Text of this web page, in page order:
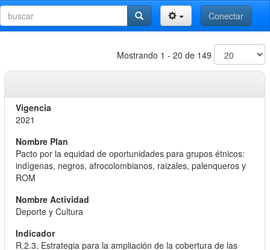
Conectar
Mostrando 1 - 20 de 149
2021
Pacto por la equidad de oportunidades para grupos étnicos:
indígenas, negros, afrocolombianos, raizales, palenqueros y
ROM
Deporte y Cultura
R.2.3. Estrategia para la ampliación de la cobertura de las